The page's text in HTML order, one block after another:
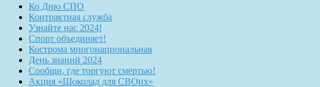
Ко Дню СПО
Контрактная служба
Узнайте нас 2024!
Спорт объединяет!
Кострома многонациональная
День знаний 2024
Сообщи, где торгуют смертью!
Акция «Шоколад для СВОих»